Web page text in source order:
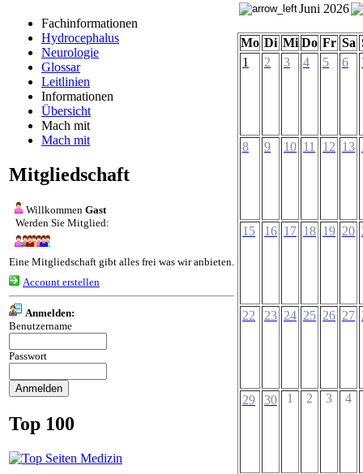
Fachinformationen
Hydrocephalus
Neurologie
Glossar
Leitlinien
Informationen
Übersicht
Mach mit
Mach mit
Mitgliedschaft
Willkommen Gast
Werden Sie Mitglied:
Eine Mitgliedschaft gibt alles frei was wir anbieten.
Account erstellen
Anmelden:
Benutzername
Passwort
Top 100
Juni 2026
Mo Di Mi Do Fr Sa
1
2 3 4 5 6
8 9 10 11 12 13
15 16 17 18 19 20
22 23 24 25 26 27
29 30 1 2 3 4